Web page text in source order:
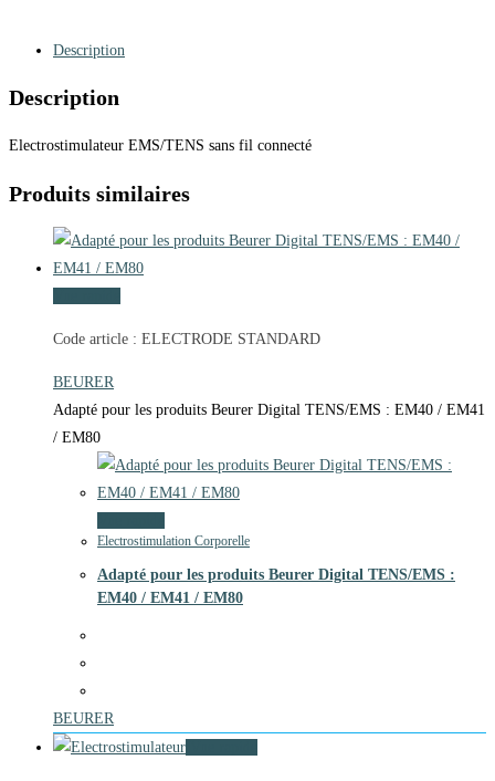
Description
Description
Electrostimulateur EMS/TENS sans fil connecté
Produits similaires
Code article : ELECTRODE STANDARD
BEURER
Adapté pour les produits Beurer Digital TENS/EMS : EM40 / EM41
/ EM80
Electrostimulation Corporelle
Adapté pour les produits Beurer Digital TENS/EMS :
EM40 / EM41 / EM80
BEURER